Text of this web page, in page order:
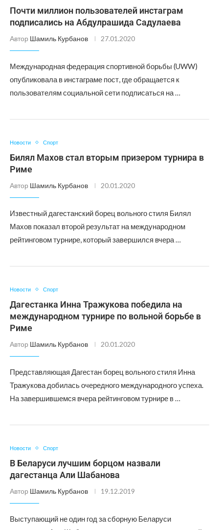
Почти миллион пользователей инстаграм
подписались на Абдулрашида Садулаева
Автор Шамиль Курбанов 27.01.2020
Международная федерация спортивной борьбы (UWW)
опубликовала в инстаграме пост, где обращается к
пользователям социальной сети подписаться на …
Новости Спорт
Билял Махов стал вторым призером турнира в
Риме
Автор Шамиль Курбанов 20.01.2020
Известный дагестанский борец вольного стиля Билял
Махов показал второй результат на международном
рейтинговом турнире, который завершился вчера …
Новости Спорт
Дагестанка Инна Тражукова победила на
международном турнире по вольной борьбе в
Риме
Автор Шамиль Курбанов 20.01.2020
Представляющая Дагестан борец вольного стиля Инна
Тражукова добилась очередного международного успеха.
На завершившемся вчера рейтинговом турнире в …
Новости Спорт
В Беларуси лучшим борцом назвали
дагестанца Али Шабанова
Автор Шамиль Курбанов 19.12.2019
Выступающий не один год за сборную Беларуси